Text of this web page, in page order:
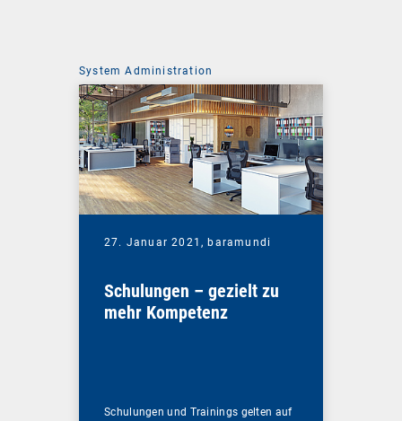
System Administration
27. Januar 2021,baramundi
Schulungen – gezielt zu
mehr Kompetenz
Schulungen und Trainings gelten auf